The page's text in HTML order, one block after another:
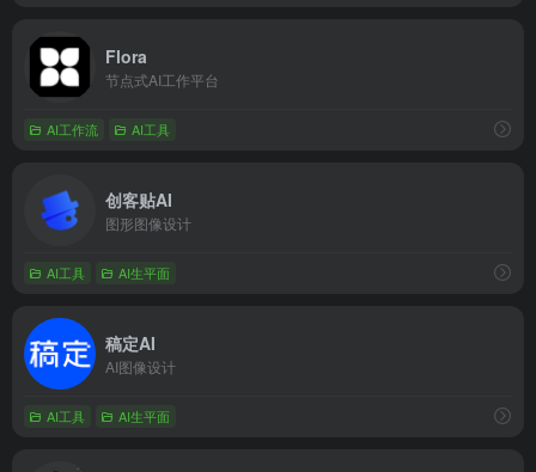
Flora
节点式AI工作平台
AI工作流 AI工具
创客贴AI
图形图像设计
AI工具 AI生平面
稿定AI
AI图像设计
AI工具 AI生平面